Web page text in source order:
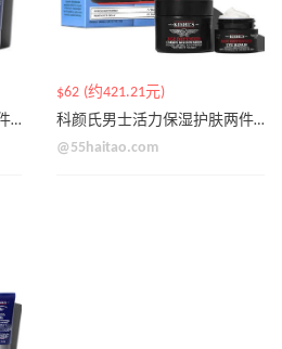
科颜氏男士活力保湿护肤两件套
$62 (约421.21元)
科颜氏男士活力保湿护肤两件套
@55haitao.com